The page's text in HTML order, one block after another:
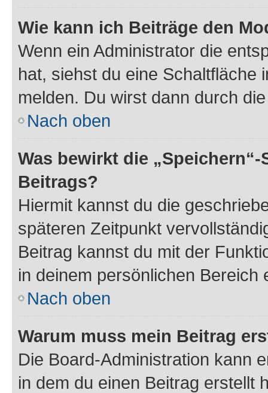
Wie kann ich Beiträge den
Wenn ein Administrator die
hat, siehst du eine Schaltfläche
melden. Du wirst dann durch
Nach oben
Was bewirkt die
Beitrags?
Hiermit kannst du die
späteren Zeitpunkt
Beitrag kannst du mit der
in deinem persönlichen Bereich
Nach oben
Warum muss mein Beitrag
Die Board-Administration kann
in dem du einen Beitrag erstellt